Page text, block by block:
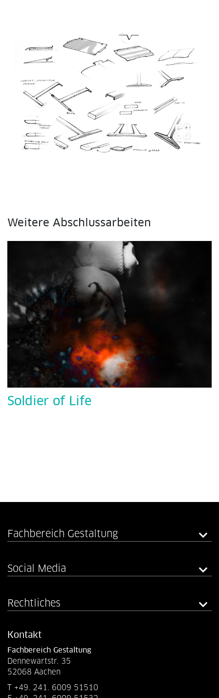
fullscreen
Weitere Abschlussarbeiten
Soldier of Life
Fachbereich Gestaltung
Social Media
Rechtliches
Kontakt
Fachbereich Gestaltung
Dennewartstr. 35
52068 Aachen
T +49. 241. 6009 51510